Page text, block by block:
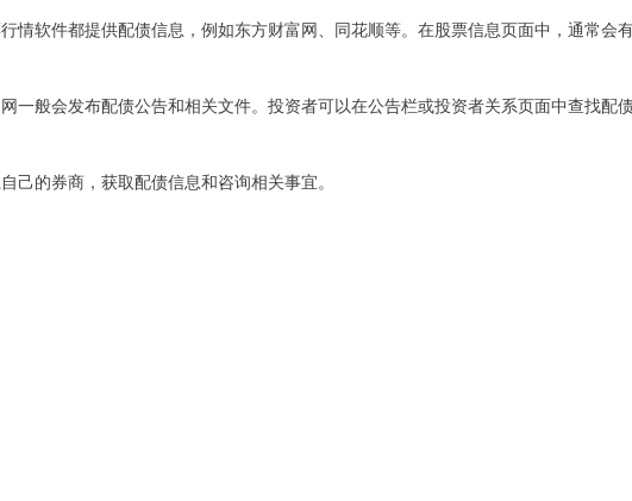
情软件都提供配债信息，例如东方财富网、同花顺等。在股票信息页面中，通常会
一般会发布配债公告和相关文件。投资者可以在公告栏或投资者关系页面中查找配
己的券商，获取配债信息和咨询相关事宜。